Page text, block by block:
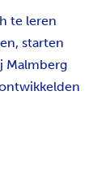
te leren
starten
Malmberg